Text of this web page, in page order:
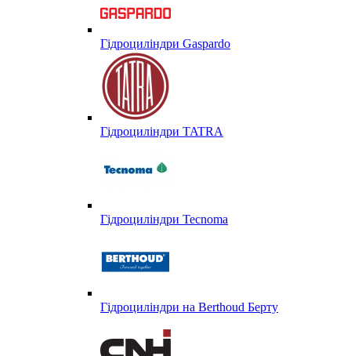
Гідроциліндри Gaspardo
Гідроциліндри TATRA
Гідроциліндри Tecnoma
Гідроциліндри на Berthoud Берту